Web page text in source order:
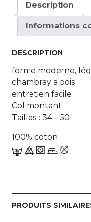
Description
Informations
DESCRIPTION
forme moderne,
chambray a pois
entretien facile
Col montant
Tailles : 34 – 50
100% coton
G 9 1 i_,
PRODUITS